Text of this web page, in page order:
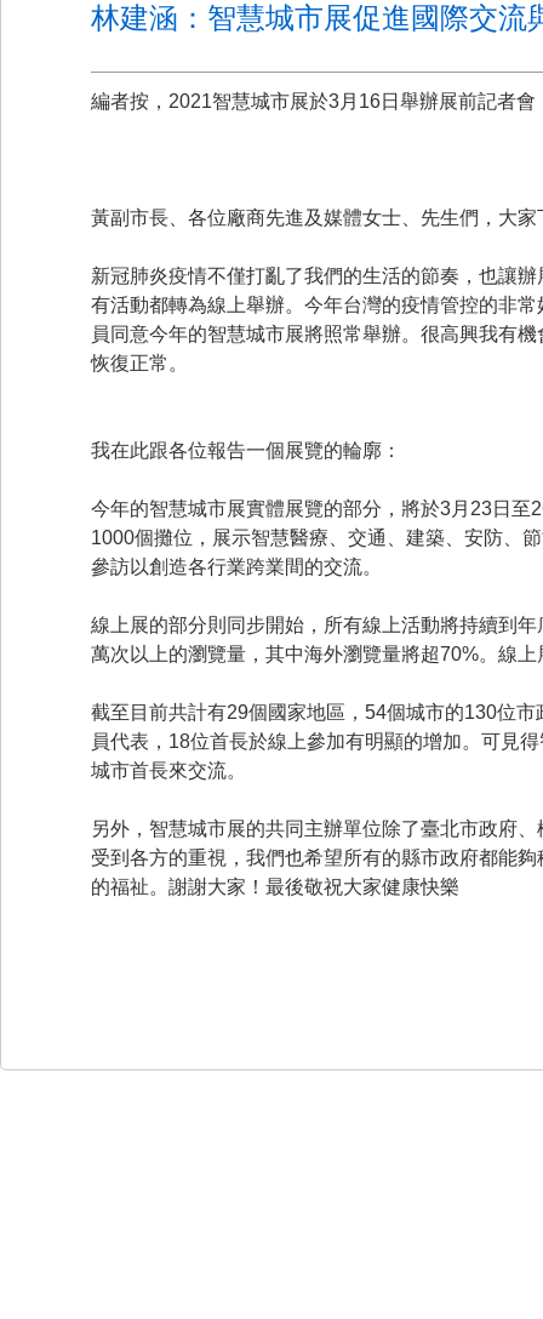
林建涵：智慧城市展促進國際交流
編者按，2021智慧城市展於3月16日舉辦展前記者
黃副市長、各位廠商先進及媒體女士、先生們，大家
新冠肺炎疫情不僅打亂了我們的生活的節奏，也讓
有活動都轉為線上舉辦。今年台灣的疫情管控的非
員同意今年的智慧城市展將照常舉辦。很高興我有
恢復正常。
我在此跟各位報告一個展覽的輪廓：
今年的智慧城市展實體展覽的部分，將於3月23日至
1000個攤位，展示智慧醫療、交通、建築、安防、
參訪以創造各行業跨業間的交流。
線上展的部分則同步開始，所有線上活動將持續到
萬次以上的瀏覽量，其中海外瀏覽量將超70%。線
截至目前共計有29個國家地區，54個城市的130位
員代表，18位首長於線上參加有明顯的增加。可見
城市首長來交流。
另外，智慧城市展的共同主辦單位除了臺北市政府
受到各方的重視，我們也希望所有的縣市政府都能
的福祉。謝謝大家！最後敬祝大家健康快樂